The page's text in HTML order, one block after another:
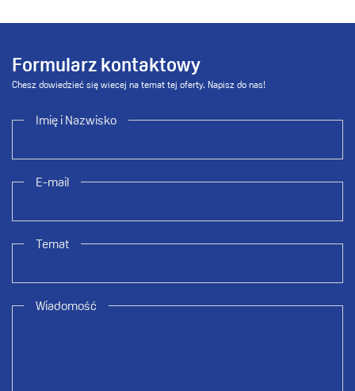
Formularz kontaktowy
Chesz dowiedzieć się wiecej na temat tej oferty. Napisz do nas!
Imię i Nazwisko
E-mail
Temat
Wiadomość